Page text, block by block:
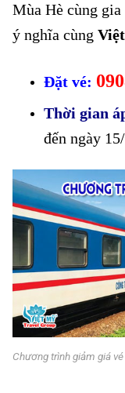
Mùa Hè cùng
ý nghĩa cùng
Đặt vé:
Thời gian
đến ngày
Chương trình giảm giá